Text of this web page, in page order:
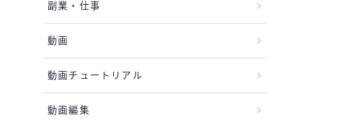
副業・仕事
動画
動画チュートリアル
動画編集